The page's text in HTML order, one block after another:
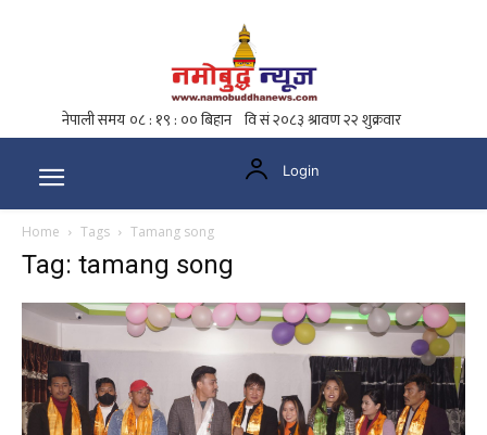
Login
Home Tags Tamang song
Tag: tamang song